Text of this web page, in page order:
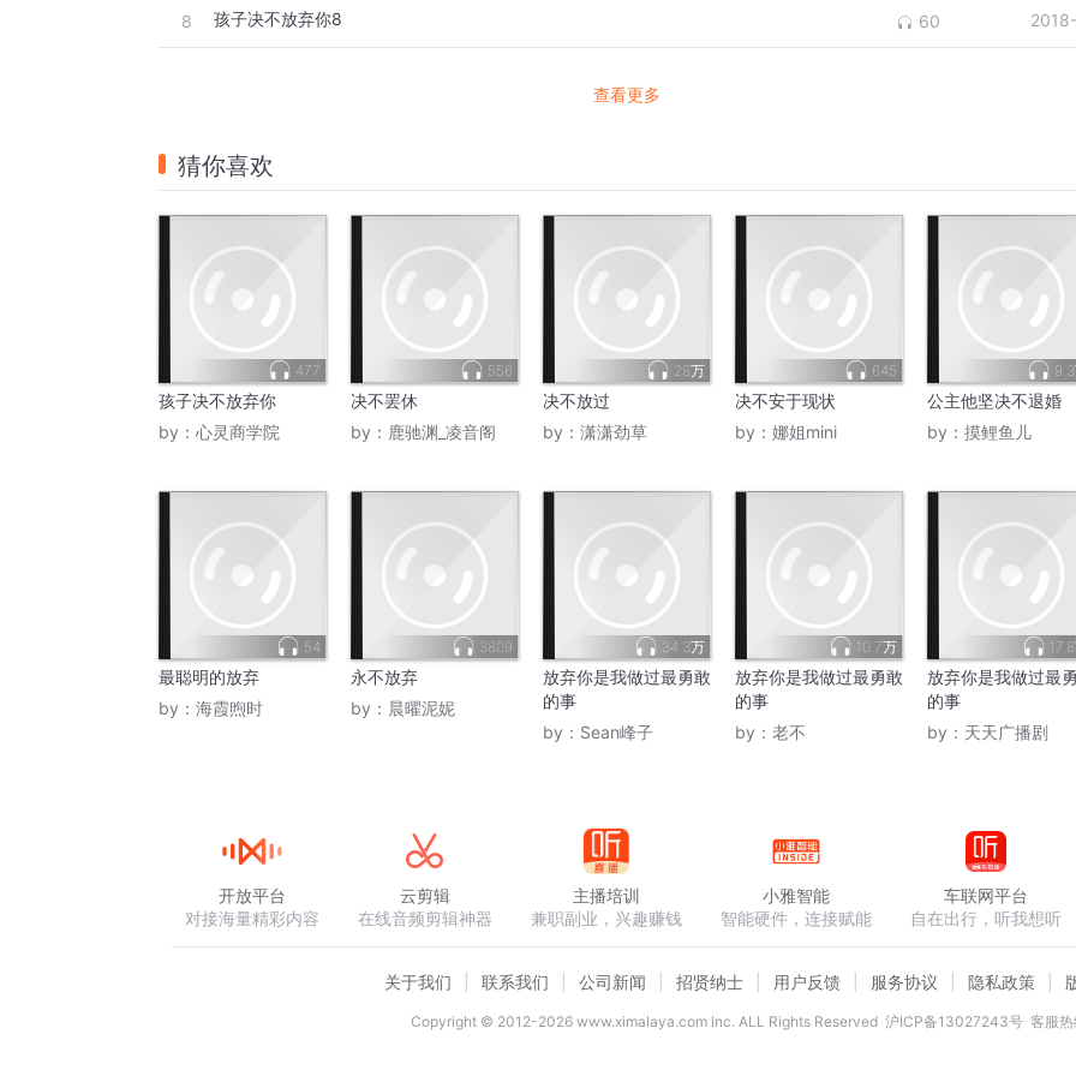
8 孩子决不放弃你8 60
查看更多
猜你喜欢
477
孩子决不放弃你
by： 心灵商学院
556
决不罢休
by： 鹿驰渊_凌音阁
28万
决不放过
by： 潇潇劲草
645
决不安于现状
by： 娜姐mini
公主他坚决不退婚
by： 摸鲤鱼儿
54
最聪明的放弃
by： 海霞煦时
3809
永不放弃
by： 晨曜泥妮
34.3万
放弃你是我做过最勇敢
的事
by： Sean峰子
10.7万
放弃你是我做过最勇敢
的事
by： 老不
放弃你是我做过最
的事
by： 天天广播剧
开放平台
对接海量精彩内容
云剪辑
在线音频剪辑神器
主播培训
兼职副业，兴趣赚钱
小雅智能
智能硬件，连接赋能
车联网平台
自在出行，听我想听
关于我们 联系我们 公司新闻 招贤纳士 用户反馈 服务协议 隐私政策
Copyright © 2012-2026www.ximalaya.com lnc. ALL Rights Reserved 沪ICP备13027243号 客服